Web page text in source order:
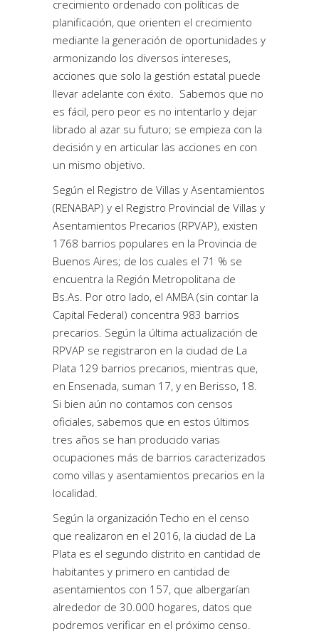
crecimiento ordenado con políticas de
planificación, que orienten el crecimiento
mediante la generación de oportunidades y
armonizando los diversos intereses,
acciones que solo la gestión estatal puede
llevar adelante con éxito. Sabemos que no
es fácil, pero peor es no intentarlo y dejar
librado al azar su futuro; se empieza con la
decisión y en articular las acciones en con
un mismo objetivo.
Según el Registro de Villas y Asentamientos
(RENABAP) y el Registro Provincial de Villas y
Asentamientos Precarios (RPVAP), existen
1768 barrios populares en la Provincia de
Buenos Aires; de los cuales el 71 % se
encuentra la Región Metropolitana de
Bs.As. Por otro lado, el AMBA (sin contar la
Capital Federal) concentra 983 barrios
precarios. Según la última actualización de
RPVAP se registraron en la ciudad de La
Plata 129 barrios precarios, mientras que,
en Ensenada, suman 17, y en Berisso, 18.
Si bien aún no contamos con censos
oficiales, sabemos que en estos últimos
tres años se han producido varias
ocupaciones más de barrios caracterizados
como villas y asentamientos precarios en la
localidad.
Según la organización Techo en el censo
que realizaron en el 2016, la ciudad de La
Plata es el segundo distrito en cantidad de
habitantes y primero en cantidad de
asentamientos con 157, que albergarían
alrededor de 30.000 hogares, datos que
podremos verificar en el próximo censo.